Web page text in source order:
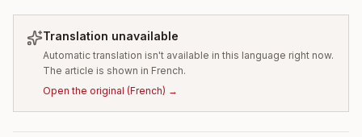
Translation unavailable
Automatic translation isn't available in this language right now.
The article is shown in French.
Open the original (French) →